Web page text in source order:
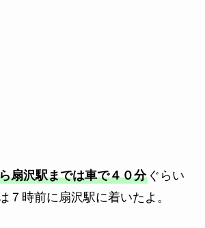
扇沢駅までは車で４０分ぐらい
７時前に扇沢駅に着いたよ。